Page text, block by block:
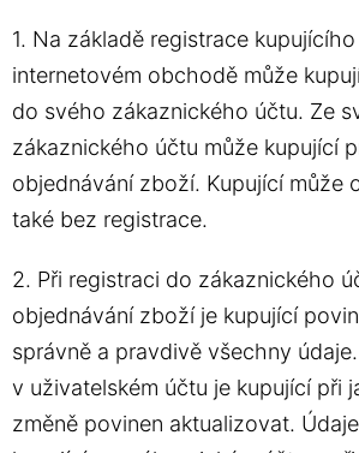
1. Na základě registrace
internetovém obchodě může
do svého zákaznického účtu. Ze
zákaznického účtu může kupující
objednávání zboží. Kupující může
také bez registrace.
2. Při registraci do zákaznického
objednávání zboží je kupující
správně a pravdivě všechny
v uživatelském účtu je kupující při
změně povinen aktualizovat.